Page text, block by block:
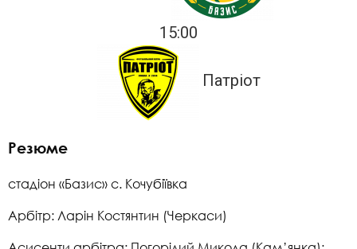
15:00
Патріот
Резюме
стадіон «Базис» с. Кочубіївка
Арбітр: Ларін Костянтин (Черкаси)